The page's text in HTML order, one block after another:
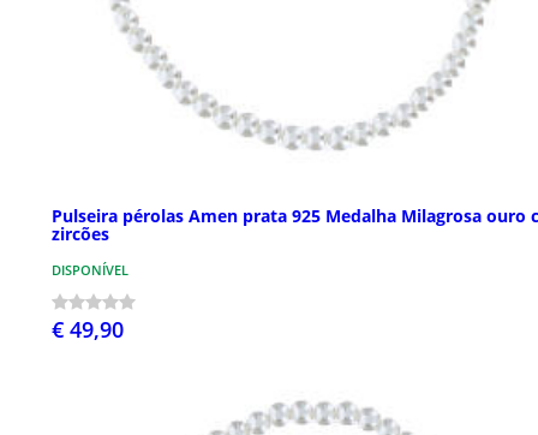
Pulseira pérolas Amen prata 925 Medalha Milagrosa ouro
zircões
DISPONÍVEL
€ 49,90